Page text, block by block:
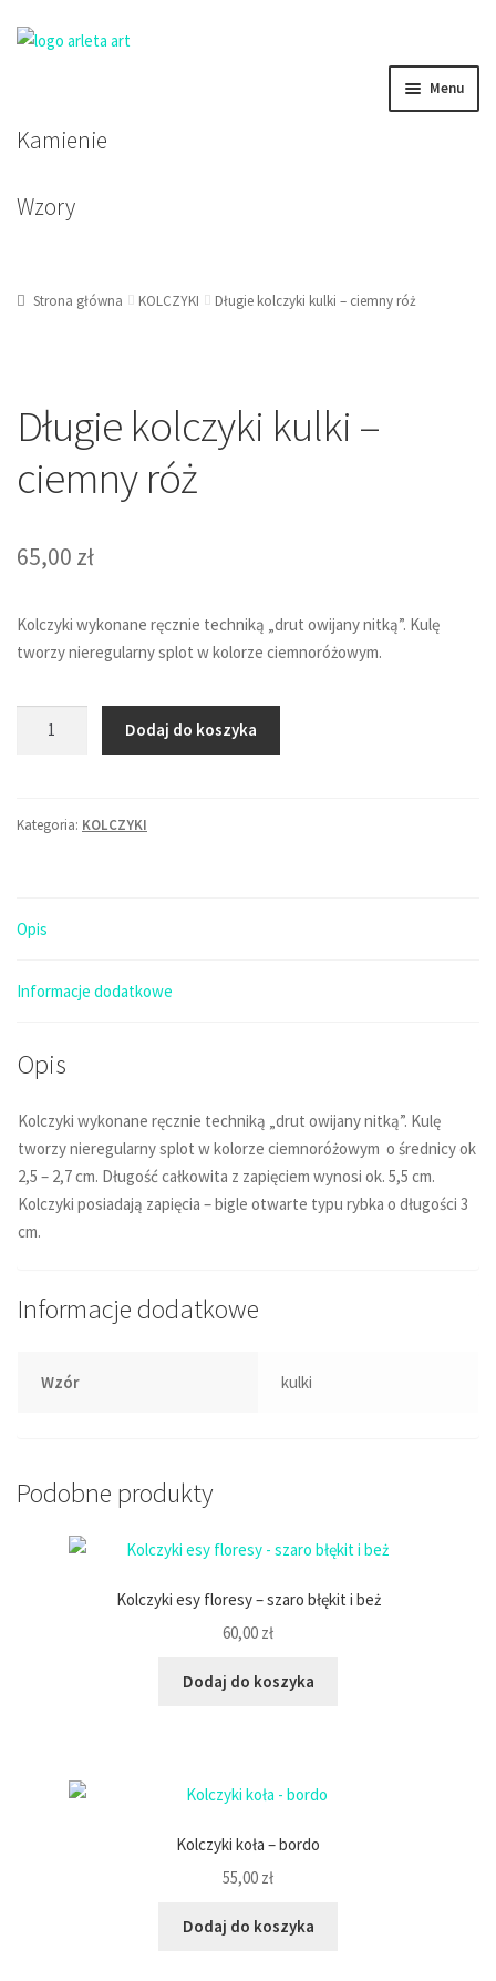
nawigacji
treści
Menu
BRANSOLETKI DAMSKIE
BRANSOLETKI MĘSKIE
KOLCZYKI
Kamienie
Wzory
Strona główna KOLCZYKI Długie kolczyki kulki – ciemny róż
Długie kolczyki kulki –
ciemny róż
65,00 zł
Kolczyki wykonane ręcznie techniką „drut owijany nitką”. Kulę
tworzy nieregularny splot w kolorze ciemnoróżowym.
-
Dodaj do koszyka
Kategoria: KOLCZYKI
Opis
Informacje dodatkowe
Opis
Kolczyki wykonane ręcznie techniką „drut owijany nitką”. Kulę
tworzy nieregularny splot w kolorze ciemnoróżowym o średnicy ok
2,5 – 2,7 cm. Długość całkowita z zapięciem wynosi ok. 5,5 cm.
Kolczyki posiadają zapięcia – bigle otwarte typu rybka o długości 3
cm.
Informacje dodatkowe
Wzór kulki
Podobne produkty
Kolczyki esy floresy – szaro błękit i beż
60,00 zł
Dodaj do koszyka
Kolczyki koła – bordo
55,00 zł
Dodaj do koszyka